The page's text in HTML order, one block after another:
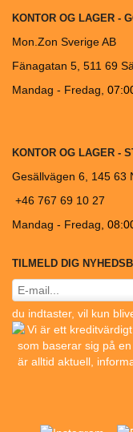
KONTOR OG LAGER -
Mon.Zon Sverige AB
Fänagatan 5, 511 69
Mandag - Fredag,
KONTOR OG LAGER -
Gesällvägen 6, 145 63
+46 767 69 10 27
Mandag - Fredag ,
TILMELD DIG
du indtaster, vil kun